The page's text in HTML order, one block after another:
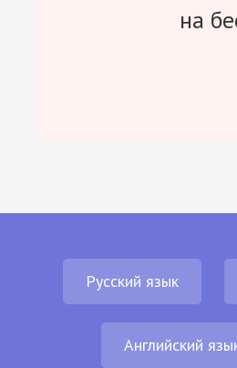
на
Русский язык
Английский